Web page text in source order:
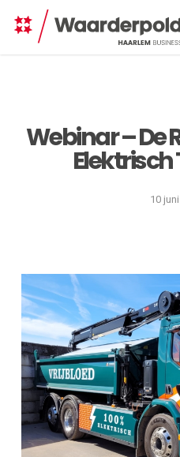
Webinar – De
10